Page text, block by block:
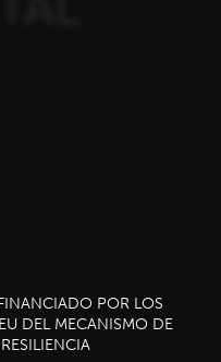
POR LOS
DEL MECANISMO DE